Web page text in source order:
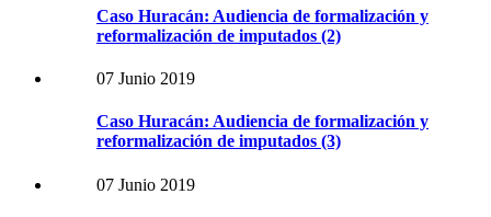
Caso Huracán: Audiencia de formalización y
reformalización de imputados (2)
07 Junio 2019
Caso Huracán: Audiencia de formalización y
reformalización de imputados (3)
07 Junio 2019